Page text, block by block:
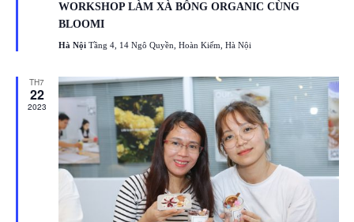
WORKSHOP LÀM XÀ BÔNG ORGANIC CÙNG
BLOOMI
Hà Nội Tầng 4, 14 Ngô Quyền, Hoàn Kiếm, Hà Nội
TH7
22
2023